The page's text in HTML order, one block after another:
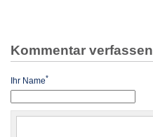
Kommentar verfassen
Ihr Name*